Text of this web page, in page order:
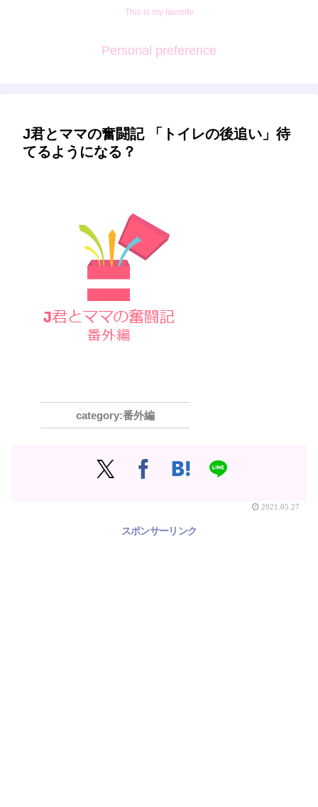
This is my favorite
Personal preference
J君とママの奮闘記 「トイレの後追い」待
てるようになる？
番外編
2021.05.27
スポンサーリンク